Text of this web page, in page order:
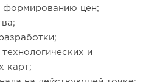
формированию цен;
технологических и
карт;